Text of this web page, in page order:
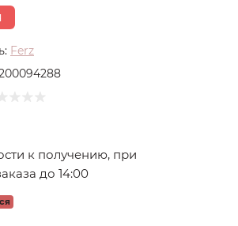
Ferz
к получению, при
до 14:00